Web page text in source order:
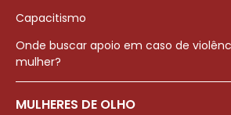
Capacitismo
Onde buscar apoio em caso de
mulher?
MULHERES DE OLHO